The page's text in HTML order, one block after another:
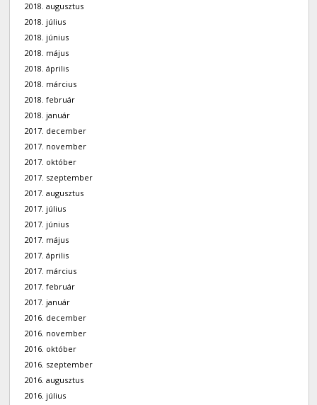
2018. augusztus
2018. július
2018. június
2018. május
2018. április
2018. március
2018. február
2018. január
2017. december
2017. november
2017. október
2017. szeptember
2017. augusztus
2017. július
2017. június
2017. május
2017. április
2017. március
2017. február
2017. január
2016. december
2016. november
2016. október
2016. szeptember
2016. augusztus
2016. július